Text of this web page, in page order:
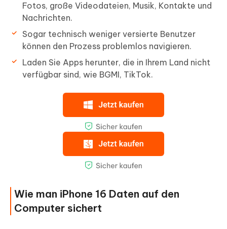
Fotos, große Videodateien, Musik, Kontakte und
Nachrichten.
Sogar technisch weniger versierte Benutzer
können den Prozess problemlos navigieren.
Laden Sie Apps herunter, die in Ihrem Land nicht
verfügbar sind, wie BGMI, TikTok.
Wie man iPhone 16 Daten auf den
Computer sichert